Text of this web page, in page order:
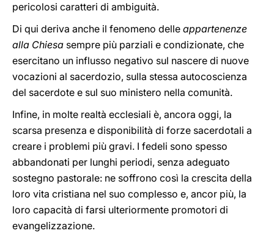
pericolosi caratteri di ambiguità.
Di qui deriva anche il fenomeno delle appartenenze
alla Chiesa sempre più parziali e condizionate, che
esercitano un influsso negativo sul nascere di nuove
vocazioni al sacerdozio, sulla stessa autocoscienza
del sacerdote e sul suo ministero nella comunità.
Infine, in molte realtà ecclesiali è, ancora oggi, la
scarsa presenza e disponibilità di forze sacerdotali a
creare i problemi più gravi. I fedeli sono spesso
abbandonati per lunghi periodi, senza adeguato
sostegno pastorale: ne soffrono così la crescita della
loro vita cristiana nel suo complesso e, ancor più, la
loro capacità di farsi ulteriormente promotori di
evangelizzazione.